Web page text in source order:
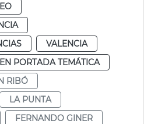
VALENCIA
EN PORTADA TEMÁTICA
RIBÓ
LA PUNTA
FERNANDO GINER